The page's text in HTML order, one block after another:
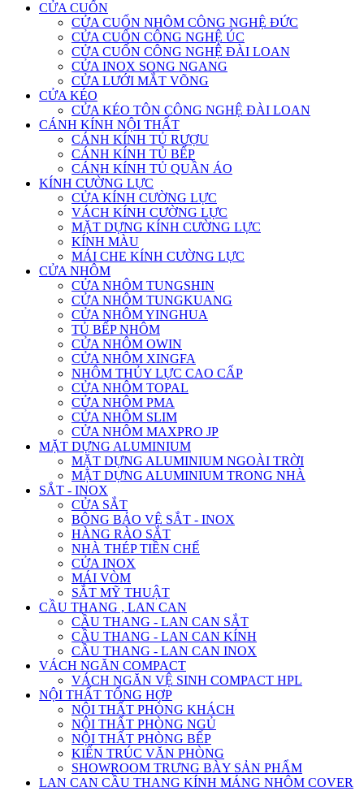
CỬA CUỐN
CỬA CUỐN NHÔM CÔNG NGHỆ ĐỨC
CỬA CUỐN CÔNG NGHỆ ÚC
CỬA CUỐN CÔNG NGHỆ ĐÀI LOAN
CỬA INOX SONG NGANG
CỬA LƯỚI MẮT VÕNG
CỬA KÉO
CỬA KÉO TÔN CÔNG NGHỆ ĐÀI LOAN
CÁNH KÍNH NỘI THẤT
CÁNH KÍNH TỦ RƯỢU
CÁNH KÍNH TỦ BẾP
CÁNH KÍNH TỦ QUẦN ÁO
KÍNH CƯỜNG LỰC
CỬA KÍNH CƯỜNG LỰC
VÁCH KÍNH CƯỜNG LỰC
MẶT DỰNG KÍNH CƯỜNG LỰC
KÍNH MÀU
MÁI CHE KÍNH CƯỜNG LỰC
CỬA NHÔM
CỬA NHÔM TUNGSHIN
CỬA NHÔM TUNGKUANG
CỬA NHÔM YINGHUA
TỦ BẾP NHÔM
CỬA NHÔM OWIN
CỬA NHÔM XINGFA
NHÔM THỦY LỰC CAO CẤP
CỬA NHÔM TOPAL
CỬA NHÔM PMA
CỬA NHÔM SLIM
CỬA NHÔM MAXPRO JP
MẶT DỰNG ALUMINIUM
MẶT DỰNG ALUMINIUM NGOÀI TRỜI
MẶT DỰNG ALUMINIUM TRONG NHÀ
SẮT - INOX
CỬA SẮT
BÔNG BẢO VỆ SẮT - INOX
HÀNG RÀO SẮT
NHÀ THÉP TIỀN CHẾ
CỬA INOX
MÁI VÒM
SẮT MỸ THUẬT
CẦU THANG , LAN CAN
CẦU THANG - LAN CAN SẮT
CẦU THANG - LAN CAN KÍNH
CẦU THANG - LAN CAN INOX
VÁCH NGĂN COMPACT
VÁCH NGĂN VỆ SINH COMPACT HPL
NỘI THẤT TỔNG HỢP
NỘI THẤT PHÒNG KHÁCH
NỘI THẤT PHÒNG NGỦ
NỘI THẤT PHÒNG BẾP
KIẾN TRÚC VĂN PHÒNG
SHOWROOM TRƯNG BÀY SẢN PHẨM
LAN CAN CẦU THANG KÍNH MÁNG NHÔM COVER